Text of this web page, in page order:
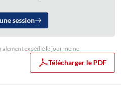
session
expédié le jour même
Télécharger le PDF